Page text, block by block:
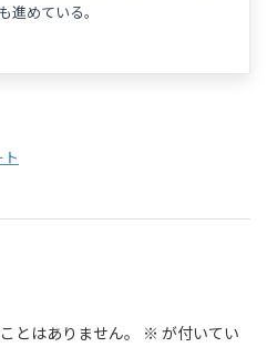
進めている。
とはありません。 ※ が付いてい